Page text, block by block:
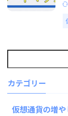
カテゴリー
仮想通貨の増